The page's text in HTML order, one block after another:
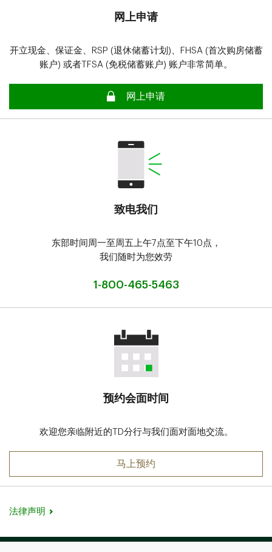
网上申请
开立现金、保证金、RSP (退休储蓄计划)、FHSA (首次购房储蓄
账户) 或者TFSA (免税储蓄账户) 账户非常简单。
安全
网上申请
致电我们
东部时间周一至周五上午7点至下午10点，
我们随时为您效劳
1-800-465-5463
预约会面时间
欢迎您亲临附近的TD分行与我们面对面地交流。
马上预约
法律声明